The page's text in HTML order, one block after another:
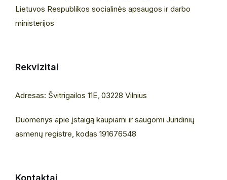
Lietuvos Respublikos socialinės apsaugos ir darbo
ministerijos
Rekvizitai
Adresas: Švitrigailos 11E, 03228 Vilnius
Duomenys apie įstaigą kaupiami ir saugomi Juridinių
asmenų registre, kodas 191676548
Kontaktai